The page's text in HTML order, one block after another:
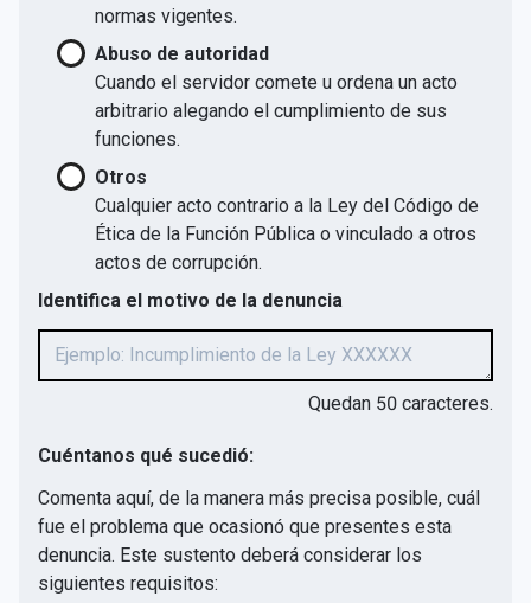
normas vigentes.
Abuso de autoridad
Cuando el servidor comete u ordena un acto
arbitrario alegando el cumplimiento de sus
funciones.
Otros
Cualquier acto contrario a la Ley del Código de
Ética de la Función Pública o vinculado a otros
actos de corrupción.
Identifica el motivo de la denuncia
Quedan 50 caracteres.
Cuéntanos qué sucedió:
Comenta aquí, de la manera más precisa posible, cuál
fue el problema que ocasionó que presentes esta
denuncia. Este sustento deberá considerar los
siguientes requisitos: